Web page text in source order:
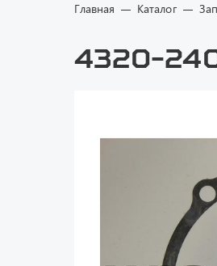
Главная Каталог
4320-